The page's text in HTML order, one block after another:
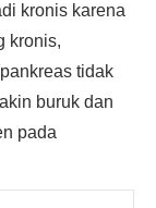
kronis karena
kronis,
tidak
buruk dan
pada